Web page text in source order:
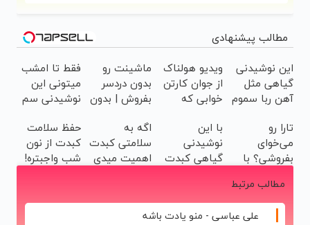
مطالب پیشنهادی
این نوشیدنی
گیاهی مثل
آهن ربا سموم
می کند
ویدیو هولناک
از جوان کارتن
خوابی که
آموزش رایگان
ماشینت رو
بدون دردسر
بفروش | بدون
فقط تا امشب
میتونی این
نوشیدنی سم
55% تخفیف
بخری
تارا رو
می‌خوای
بفروشی؟ با
یک‌روزه
بفروشش
با این
نوشیدنی
گیاهی کبدت
اگه به
سلامتی کبدت
اهمیت میدی
حفظ سلامت
کبدت از نون
شب واجبتره!
مطالب مرتبط
علی عباسی - منو یادت باشه